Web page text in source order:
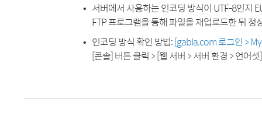
서버에서 사용하는 인코딩 방식이 UTF-8인지
FTP 프로그램을 통해 파일을 재업로드한 뒤
인코딩 방식 확인 방법:[gabia.com 로그인 >
[콘솔] 버튼 클릭 > [웹 서버 > 서버 환경 > 언어